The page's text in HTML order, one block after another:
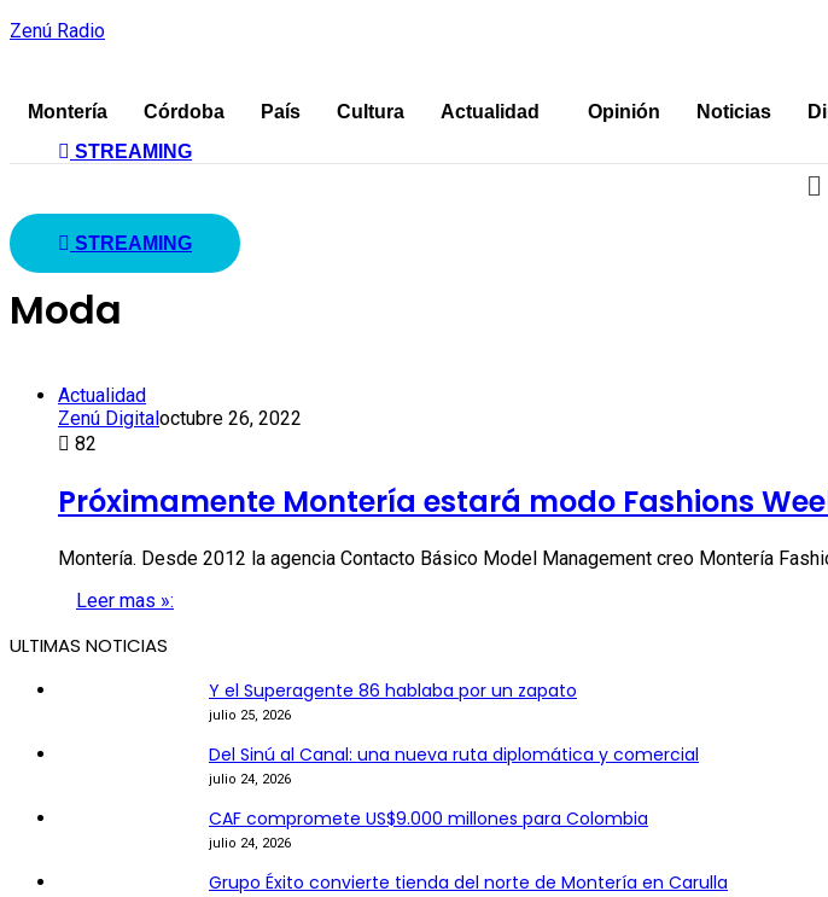
Zenú Radio
Montería Córdoba País Cultura Actualidad Opinión Noticias
STREAMING
STREAMING
Moda
Actualidad
Zenú Digital octubre 26, 2022
82
Próximamente Montería estará modo Fashions
Montería. Desde 2012 la agencia Contacto Básico Model Management creo Montería
Leer mas »:
ULTIMAS NOTICIAS
Y el Superagente 86 hablaba por un zapato
julio 25, 2026
Del Sinú al Canal: una nueva ruta diplomática y comercial
julio 24, 2026
CAF compromete US$9.000 millones para Colombia
julio 24, 2026
Grupo Éxito convierte tienda del norte de Montería en Carulla